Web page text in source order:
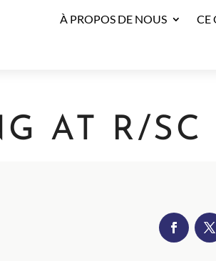
À PROPOS DE NOUS CE
AT R/SC